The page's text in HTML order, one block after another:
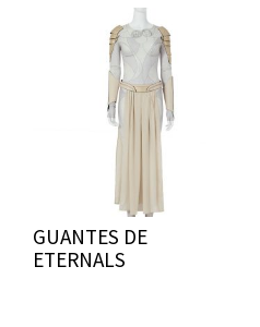
GUANTES DE
ETERNALS